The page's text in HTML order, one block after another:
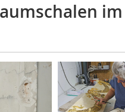
im